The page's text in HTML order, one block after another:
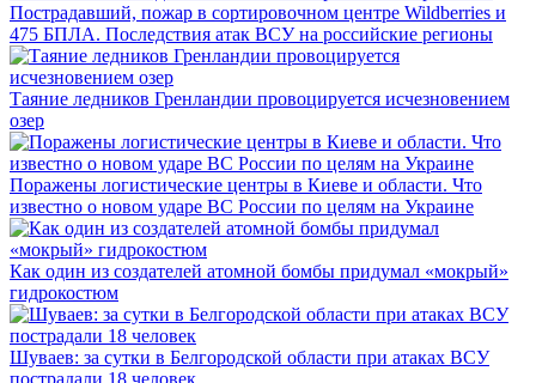
Пострадавший, пожар в сортировочном центре Wildberries и
475 БПЛА. Последствия атак ВСУ на российские регионы
Таяние ледников Гренландии провоцируется исчезновением
озер
Поражены логистические центры в Киеве и области. Что
известно о новом ударе ВС России по целям на Украине
Как один из создателей атомной бомбы придумал «мокрый»
гидрокостюм
Шуваев: за сутки в Белгородской области при атаках ВСУ
пострадали 18 человек